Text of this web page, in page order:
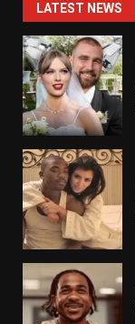
LATEST NEWS